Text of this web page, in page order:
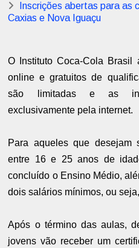
Inscrições abertas para as
Caxias e Nova Iguaçu
O Instituto Coca-Cola Brasil
online e gratuitos de
são limitadas e as
exclusivamente pela internet.
Para aqueles que desejam
entre 16 e 25 anos de
concluído o Ensino Médio,
dois salários mínimos, ou
Após o término das aulas,
jovens vão receber um